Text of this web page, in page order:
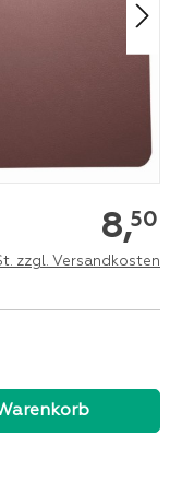
8,50
zzgl. Versandkosten